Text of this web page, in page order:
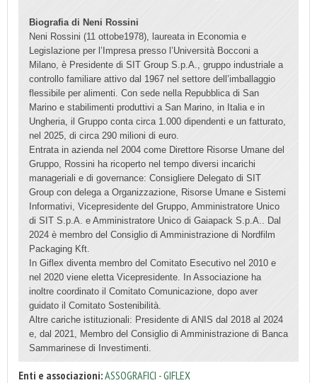
Biografia di Neni Rossini
Neni Rossini (11 ottobe1978), laureata in Economia e
Legislazione per l’Impresa presso l’Università Bocconi a
Milano, è Presidente di SIT Group S.p.A., gruppo industriale a
controllo familiare attivo dal 1967 nel settore dell’imballaggio
flessibile per alimenti. Con sede nella Repubblica di San
Marino e stabilimenti produttivi a San Marino, in Italia e in
Ungheria, il Gruppo conta circa 1.000 dipendenti e un fatturato,
nel 2025, di circa 290 milioni di euro.
Entrata in azienda nel 2004 come Direttore Risorse Umane del
Gruppo, Rossini ha ricoperto nel tempo diversi incarichi
manageriali e di governance: Consigliere Delegato di SIT
Group con delega a Organizzazione, Risorse Umane e Sistemi
Informativi, Vicepresidente del Gruppo, Amministratore Unico
di SIT S.p.A. e Amministratore Unico di Gaiapack S.p.A.. Dal
2024 è membro del Consiglio di Amministrazione di Nordfilm
Packaging Kft.
In Giflex diventa membro del Comitato Esecutivo nel 2010 e
nel 2020 viene eletta Vicepresidente. In Associazione ha
inoltre coordinato il Comitato Comunicazione, dopo aver
guidato il Comitato Sostenibilità.
Altre cariche istituzionali: Presidente di ANIS dal 2018 al 2024
e, dal 2021, Membro del Consiglio di Amministrazione di Banca
Sammarinese di Investimenti.
Enti e associazioni:ASSOGRAFICI - GIFLEX